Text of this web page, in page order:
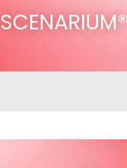
SCENARIUM®